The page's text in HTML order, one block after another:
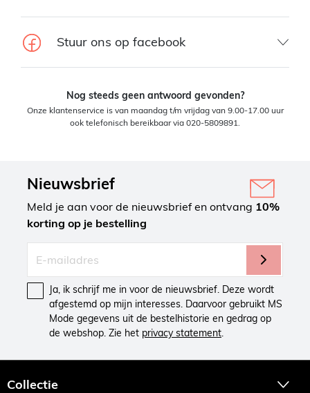
Stuur ons op facebook
Nog steeds geen antwoord gevonden?
Onze klantenservice is van maandag t/m vrijdag van 9.00-17.00 uur
ook telefonisch bereikbaar via 020-5809891.
Nieuwsbrief
Meld je aan voor de nieuwsbrief en ontvang 10%
korting op je bestelling
Ja, ik schrijf me in voor de nieuwsbrief. Deze wordt
afgestemd op mijn interesses. Daarvoor gebruikt MS
Mode gegevens uit de bestelhistorie en gedrag op
de webshop. Zie het privacy statement.
Collectie